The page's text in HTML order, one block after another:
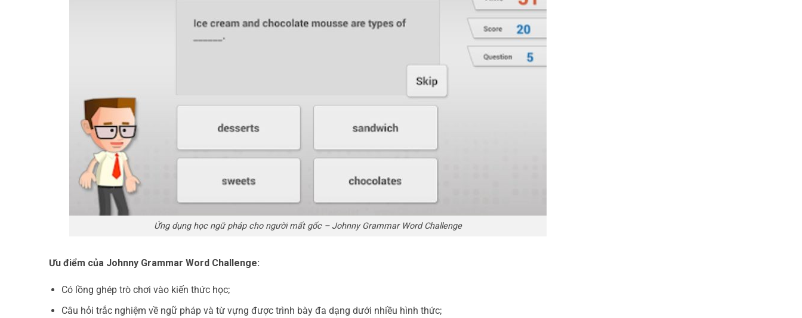
Ứng dụng học ngữ pháp cho người mất gốc – Johnny Grammar Word Challenge
Ưu điểm của Johnny Grammar Word Challenge:
Có lồng ghép trò chơi vào kiến thức học;
Câu hỏi trắc nghiệm về ngữ pháp và từ vựng được trình bày đa dạng dưới nhiều hình thức;